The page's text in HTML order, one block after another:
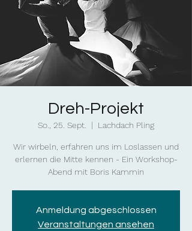
Dreh-Projekt
So., 25. Sept.
  |
Lachdach Pling
Wir wirbeln, erfahren uns im Loslassen und
erlernen die Mitte kennen - Ein Workshop-
Abend mit Boris Kammin
Anmeldung abgeschlossen
Veranstaltungen ansehen